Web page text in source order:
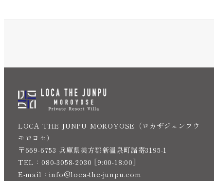
LOCA THE JUNPU MOROYOSE（ロカザジュンプウ
モロヨセ）
〒669-6753 兵庫県美方郡新温泉町諸寄3195-1
TEL：080-3058-2030 [9:00-18:00]
E-mail：info@loca-the-junpu.com